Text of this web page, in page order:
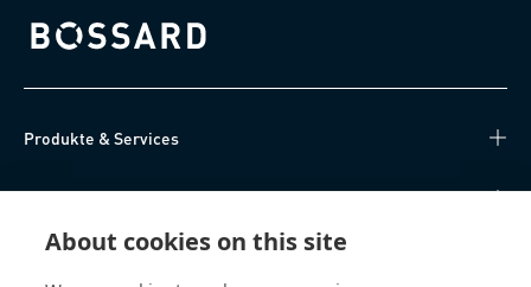
About cookies on this site
Bossard homepage
Produkte & Services
Wissen